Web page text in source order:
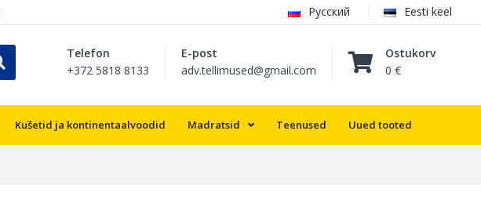
Русский Eesti keel
Ostukorv
0 €
E-post
adv.tellimused@gmail.com
Telefon
+372 5818 8133
Kušetid ja kontinentaalvoodid Madratsid Teenused Uued tooted